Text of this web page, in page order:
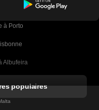
à Porto
Albufeira
Lagos
populaires